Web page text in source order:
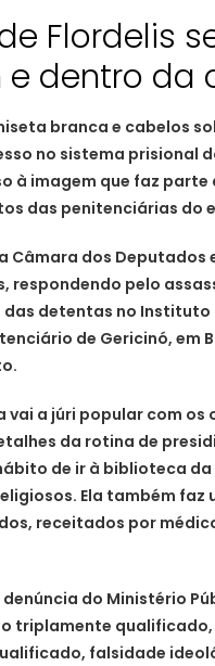
Flordelis
dentro da
branca e cabelos
no sistema prisional
à imagem que faz parte
das penitenciárias do
Câmara dos Deputados
respondendo pelo
detentas no Instituto
de Gericinó, em
vai a júri popular com os
da rotina de
de ir à biblioteca
Ela também faz
receitados por
do Ministério
triplamente
falsidade